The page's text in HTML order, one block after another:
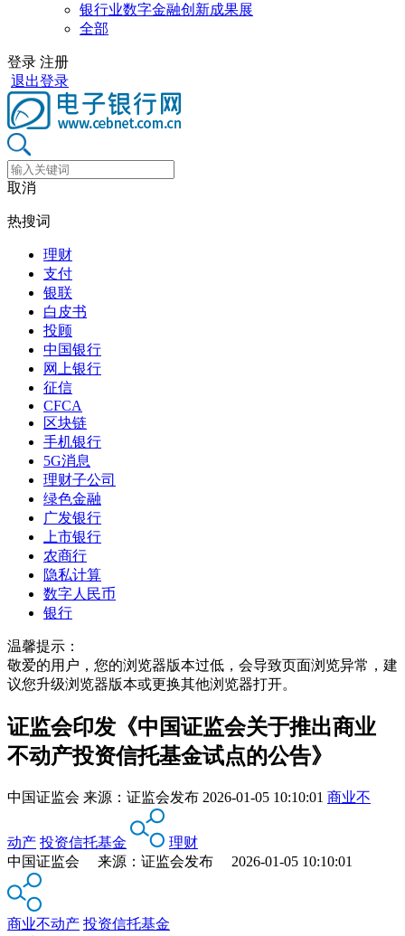
银行业数字金融创新成果展
全部
登录 注册
退出登录
取消
热搜词
理财
支付
银联
白皮书
投顾
中国银行
网上银行
征信
CFCA
区块链
手机银行
5G消息
理财子公司
绿色金融
广发银行
上市银行
农商行
隐私计算
数字人民币
银行
温馨提示：
敬爱的用户，您的浏览器版本过低，会导致页面浏览异常，建
议您升级浏览器版本或更换其他浏览器打开。
证监会印发《中国证监会关于推出商业
不动产投资信托基金试点的公告》
中国证监会 来源： 证监会发布 2026-01-05 10:10:01 商业不
动产 投资信托基金
理财
中国证监会 来源：证监会发布 2026-01-05 10:10:01
商业不动产 投资信托基金